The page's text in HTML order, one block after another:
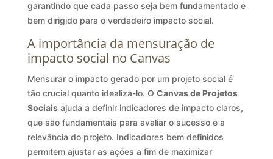
garantindo que cada passo seja bem fundamentado e
bem dirigido para o verdadeiro impacto social.
A importância da mensuração de
impacto social no Canvas
Mensurar o impacto gerado por um projeto social é
tão crucial quanto idealizá-lo. O Canvas de Projetos
Sociaisajuda a definir indicadores de impacto claros,
que são fundamentais para avaliar o sucesso e a
relevância do projeto. Indicadores bem definidos
permitem ajustar as ações a fim de maximizar